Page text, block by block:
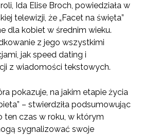
Ida Elise Broch, powiedziała w
telewizji, że „Facet na święta”
dla kobiet w średnim wieku.
z jego wszystkimi
jak speed dating i
z wiadomości tekstowych.
pokazuje, na jakim etapie życia
– stwierdziła podsumowując
ten czas w roku, w którym
sygnalizować swoje